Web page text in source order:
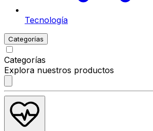
Tecnología
Categorías
Categorías
Explora nuestros productos